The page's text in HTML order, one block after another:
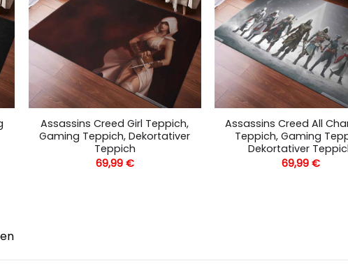
Assassins Creed Girl Teppich,
Gaming Teppich, Dekortativer
Teppich
69,99 €
Assassins Creed All
Teppich, Gaming
Dekortativer
69,99€